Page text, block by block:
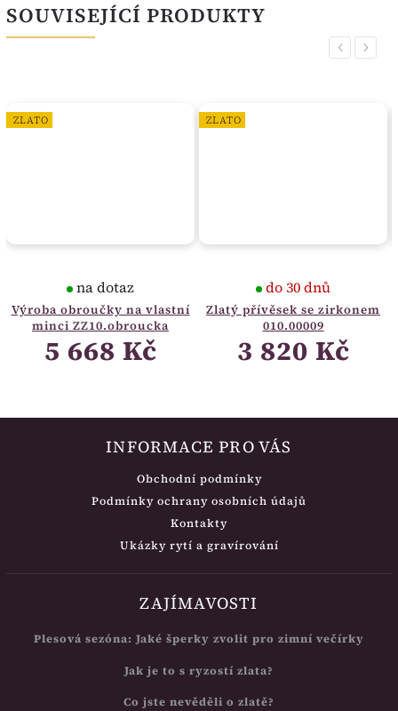
SOUVISEJÍCÍ PRODUKTY
Previous
ZLATO
Výroba obroučky na vlastní
minci ZZ10.obroucka
na dotaz
5 668 Kč
ZLATO
Zlatý přívěsek se zirkonem
010.00009
do 30 dnů
3 820 Kč
Next
INFORMACE PRO VÁS
Obchodní podmínky
Podmínky ochrany osobních údajů
Kontakty
Ukázky rytí a gravírování
ZAJÍMAVOSTI
Plesová sezóna: Jaké šperky zvolit pro zimní večírky
Jak je to s ryzostí zlata?
Co jste nevěděli o zlatě?